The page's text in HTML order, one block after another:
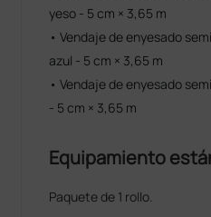
yeso - 5 cm × 3,65 m
• Vendaje de enyesado
azul - 5 cm × 3,65 m
• Vendaje de enyesado
- 5 cm × 3,65 m
Equipamiento
Paquete de 1 rollo.